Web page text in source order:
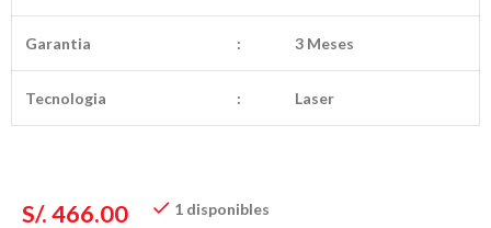
Garantia : 3 Meses
Tecnologia : Laser
S/.466.00
1 disponibles